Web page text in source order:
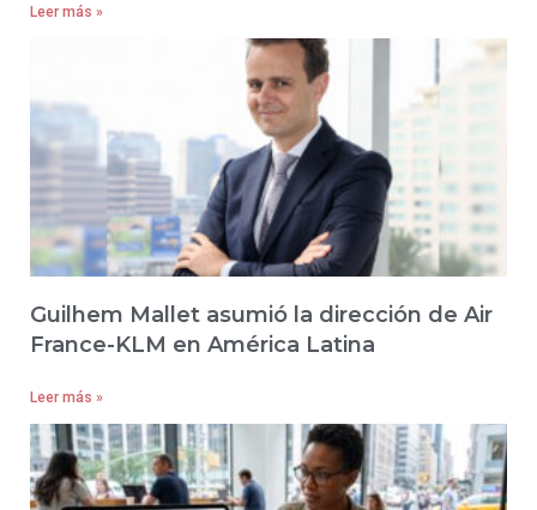
Leer más »
Guilhem Mallet asumió la dirección de Air
France-KLM en América Latina
Leer más »